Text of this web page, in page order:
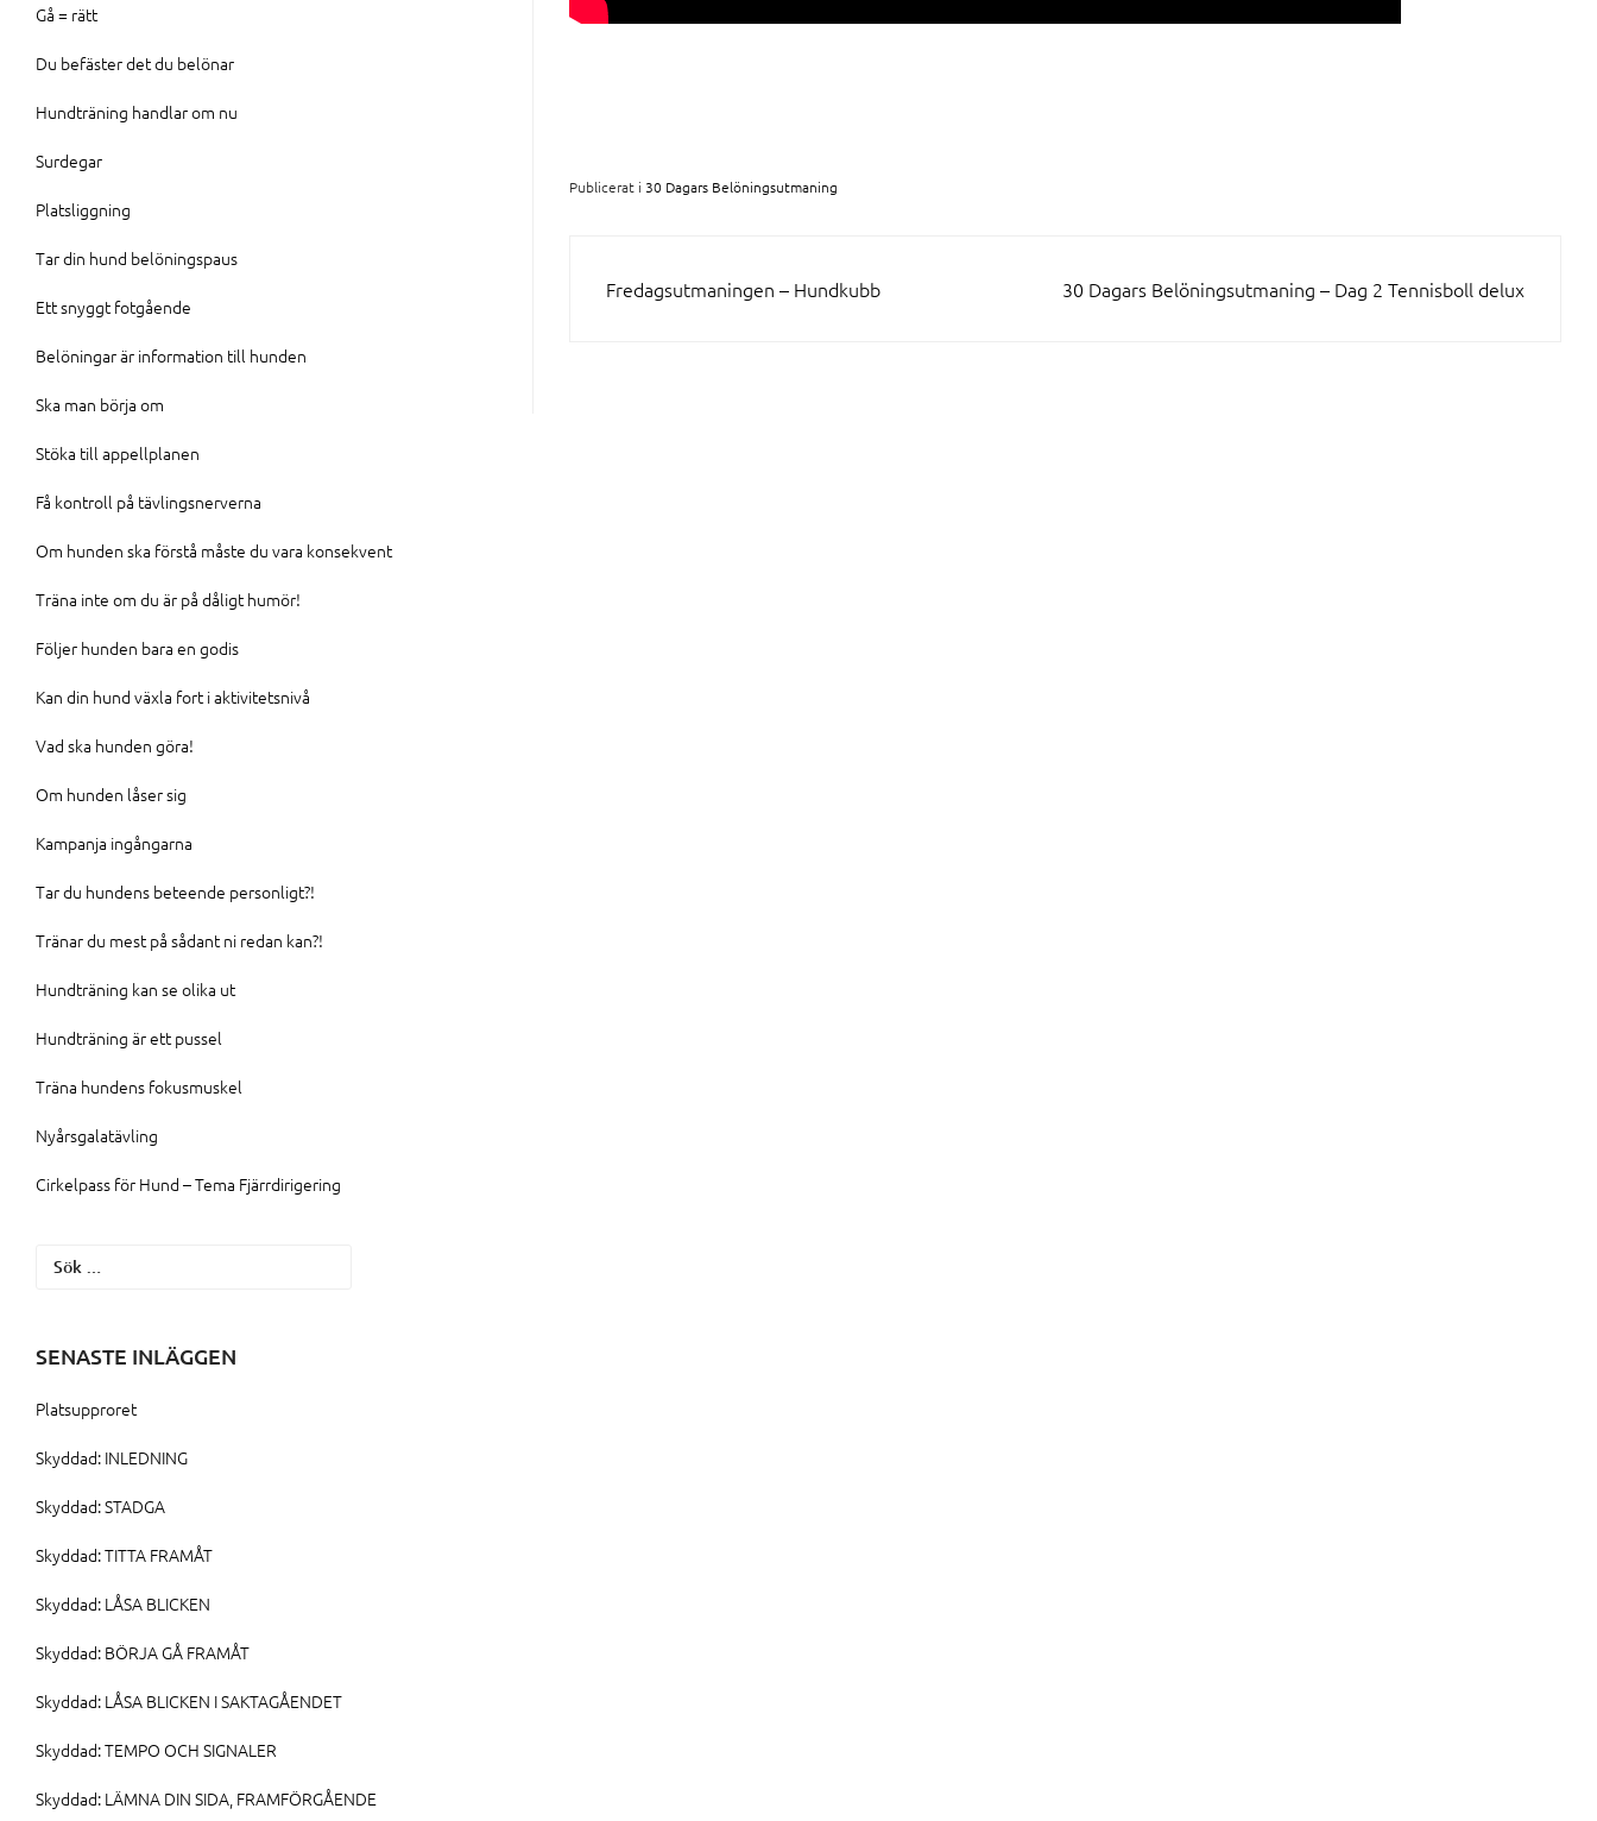
Publicerat i 30 Dagars Belöningsutmaning
INLÄGGSNAVIGERING
Fredagsutmaningen – Hundkubb 30 Dagars Belöningsutmaning – Dag 2 Tennisboll delux
Gå = rätt
Du befäster det du belönar
Hundträning handlar om nu
Surdegar
Platsliggning
Tar din hund belöningspaus
Ett snyggt fotgående
Belöningar är information till hunden
Ska man börja om
Stöka till appellplanen
Få kontroll på tävlingsnerverna
Om hunden ska förstå måste du vara konsekvent
Träna inte om du är på dåligt humör!
Följer hunden bara en godis
Kan din hund växla fort i aktivitetsnivå
Vad ska hunden göra!
Om hunden låser sig
Kampanja ingångarna
Tar du hundens beteende personligt?!
Tränar du mest på sådant ni redan kan?!
Hundträning kan se olika ut
Hundträning är ett pussel
Träna hundens fokusmuskel
Nyårsgalatävling
Cirkelpass för Hund – Tema Fjärrdirigering
Sök
SENASTE INLÄGGEN
Platsupproret
Skyddad: INLEDNING
Skyddad: STADGA
Skyddad: TITTA FRAMÅT
Skyddad: LÅSA BLICKEN
Skyddad: BÖRJA GÅ FRAMÅT
Skyddad: LÅSA BLICKEN I SAKTAGÅENDET
Skyddad: TEMPO OCH SIGNALER
Skyddad: LÄMNA DIN SIDA, FRAMFÖRGÅENDE